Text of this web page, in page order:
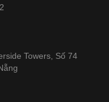
Towers, Số 74